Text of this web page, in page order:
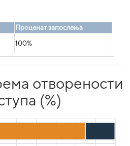
Проценат запослења
100%
отворености
(%)